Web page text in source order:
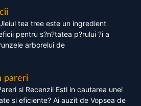
tea tree este un ingredient
pentru s?n?tatea p?rului ?i a
arborelui de
pareri
si Recenzii Esti in cautarea unei
si eficiente? Ai auzit de Vopsea de